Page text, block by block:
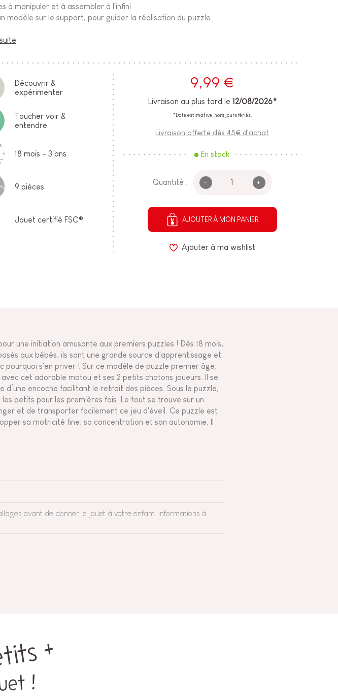
à manipuler et à assembler à l'infini
modèle sur le support, pour guider la réalisation du puzzle
Découvrir &
expérimenter
Toucher voir &
entendre
18 mois - 3 ans
9 pièces
Jouet certifié FSC®
9,99 €
Livraison au plus tard le 12/08/2026*
*Date estimative, hors jours fériés.
Livraison offerte dès 45€ d'achat
En stock
Quantité : - +
AJOUTER À MON PANIER
Ajouter à ma wishlist
une initiation amusante aux premiers puzzles ! Dès 18 mois,
aux bébés, ils sont une grande source d'apprentissage et
pourquoi s'en priver ! Sur ce modèle de puzzle premier âge,
cet adorable matou et ses 2 petits chatons joueurs. Il se
d’une encoche facilitant le retrait des pièces. Sous le puzzle,
petits pour les premières fois. Le tout se trouve sur un
et de transporter facilement ce jeu d'éveil. Ce puzzle est
sa motricité fine, sa concentration et son autonomie. Il
avant de donner le jouet à votre enfant. Informations à
+
!